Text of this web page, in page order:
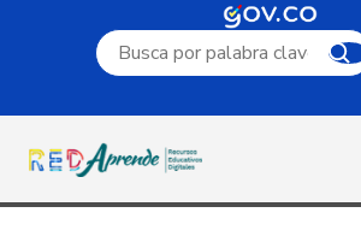
Campo de búsqueda por